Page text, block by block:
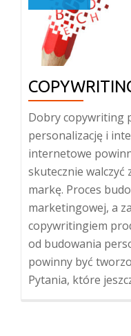
Dobry copywriting
personalizację i
internetowe
skutecznie walczyć
markę. Proces
marketingowej, a
copywritingiem
od budowania
powinny być
Pytania, które